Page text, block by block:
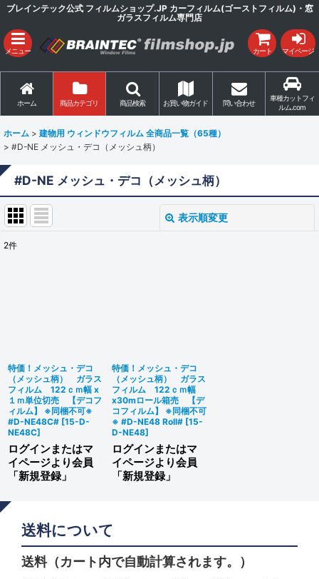
ブレインテック公式 フィルムショップ.JP カーフィルム(ゴーストフィルム)・窓
ガラスフィルム専門店
メニュー カート マイページ
ホーム 商品カテゴリ 商品検索 お買い物ガイド 問い合わせ
車種カットフィ
ルム.com
ホーム > 建物用 ウィンドウフィルム 全商品一覧（65種）
> #D-NE メッシュ・デコ（メッシュ柄）
#D-NE メッシュ・デコ（メッシュ柄）
表示順変更
2件
特価！メッシュ・デコ
（メッシュ柄） ガラス
フィルム 122ｃｍ幅 x
１ｍ単位切売 【デコフ
ィルム】 ※同梱不可※
#D-NE48C# [15-D-
NE48C]
ログインまたはマ
イページより会員
「新規登録」
特価！メッシュ・デコ
（メッシュ柄） ガラス
フィルム 122ｃｍ幅
x30mロール箱売 【デ
コフィルム】 ※同梱不可
※ #D-NE48 Roll# [15-
D-NE48]
ログインまたはマ
イページより会員
「新規登録」
送料について
送料（カート内で自動計算されます。）